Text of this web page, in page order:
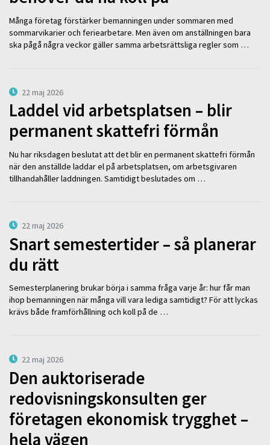
Många företag förstärker bemanningen under sommaren med
sommarvikarier och feriearbetare. Men även om anställningen bara
ska pågå några veckor gäller samma arbetsrättsliga regler som …
22 maj 2026
Laddel vid arbetsplatsen – blir
permanent skattefri förmån
Nu har riksdagen beslutat att det blir en permanent skattefri förmån
när den anställde laddar el på arbetsplatsen, om arbetsgivaren
tillhandahåller laddningen. Samtidigt beslutades om …
22 maj 2026
Snart semestertider – så planerar
du rätt
Semesterplanering brukar börja i samma fråga varje år: hur får man
ihop bemanningen när många vill vara lediga samtidigt? För att lyckas
krävs både framförhållning och koll på de …
22 maj 2026
Den auktoriserade
redovisningskonsulten ger
företagen ekonomisk trygghet –
hela vägen